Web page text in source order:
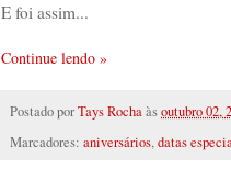
E foi assim...
Continue lendo »
Postado porTays Rochaàsoutubro 02,
Marcadores: aniversários,datas